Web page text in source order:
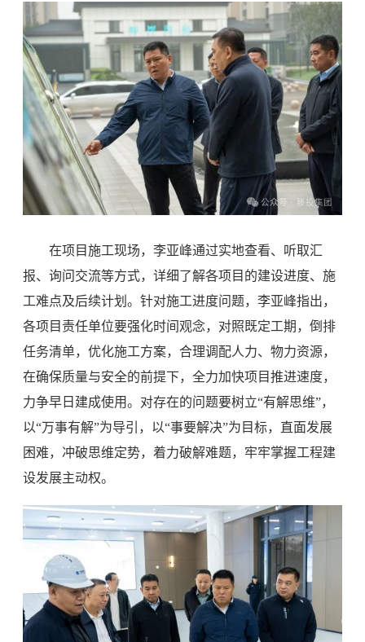
在项目施工现场，李亚峰通过实地查看、听取汇
报、询问交流等方式，详细了解各项目的建设进度、施
工难点及后续计划。针对施工进度问题，李亚峰指出，
各项目责任单位要强化时间观念，对照既定工期，倒排
任务清单，优化施工方案，合理调配人力、物力资源，
在确保质量与安全的前提下，全力加快项目推进速度，
力争早日建成使用。对存在的问题要树立“有解思维”，
以“万事有解”为导引，以“事要解决”为目标，直面发展
困难，冲破思维定势，着力破解难题，牢牢掌握工程建
设发展主动权。